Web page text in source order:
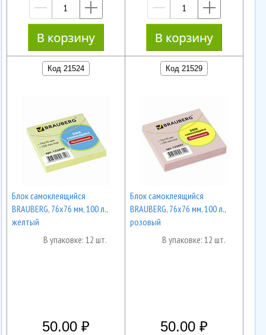
— —
Код 21524
Блок самоклеящийся
BRAUBERG, 76х76 мм, 100 л.,
желтый
В упаковке: 12 шт.
50.00
Код 21529
Блок самоклеящийся
BRAUBERG, 76х76 мм, 100 л.,
розовый
В упаковке: 12 шт.
50.00